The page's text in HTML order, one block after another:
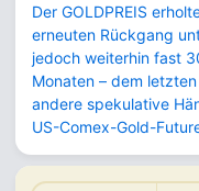
Der GOLDPREIS
erneuten Rückgang
jedoch weiterhin fast
Monaten – dem
andere spekulative
US-Comex-Gold-